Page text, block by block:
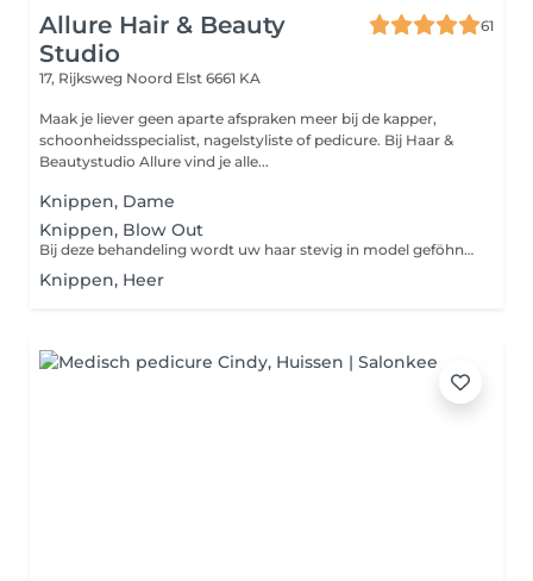
Allure Hair & Beauty
Studio
61
17, Rijksweg Noord Elst 6661 KA
Maak je liever geen aparte afspraken meer bij de kapper,
schoonheidsspecialist, nagelstyliste of pedicure. Bij Haar &
Beautystudio Allure vind je alle...
Knippen, Dame
Knippen, Blow Out
Bij deze behandeling wordt uw haar stevig in model geföhnd.
Knippen, Heer